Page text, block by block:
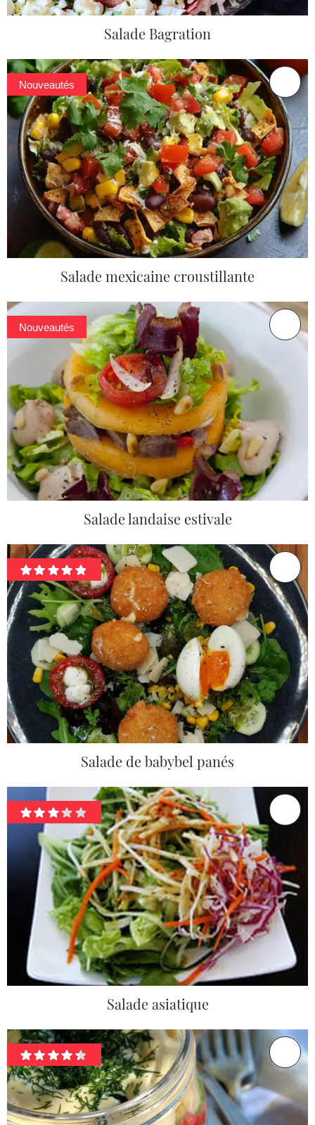
Salade Bagration
Nouveautés
Salade mexicaine croustillante
Nouveautés
Salade landaise estivale
Salade de babybel panés
Salade asiatique